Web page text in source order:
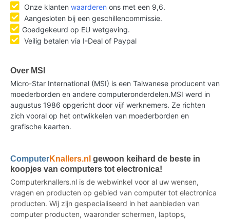
Onze klanten waarderen ons met een 9,6.
Aangesloten bij een geschillencommissie.
Goedgekeurd op EU wetgeving.
Veilig betalen via I-Deal of Paypal
Over MSI
Micro-Star International (MSI) is een Taiwanese producent van
moederborden en andere computeronderdelen.MSI werd in
augustus 1986 opgericht door vijf werknemers. Ze richten
zich vooral op het ontwikkelen van moederborden en
grafische kaarten.
ComputerKnallers.nl gewoon keihard de beste in
koopjes van computers tot electronica!
Computerknallers.nl is de webwinkel voor al uw wensen,
vragen en producten op gebied van computer tot electronica
producten. Wij zijn gespecialiseerd in het aanbieden van
computer producten, waaronder schermen, laptops,